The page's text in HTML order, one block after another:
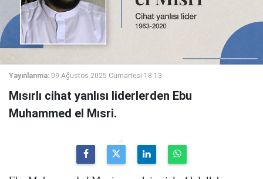
Yayınlanma: 09 Ağustos 2025 Cumartesi 18:13
Mısırlı cihat yanlısı liderlerden Ebu
Muhammed el Mısri.